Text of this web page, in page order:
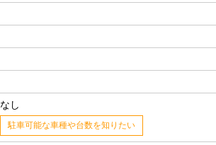
なし
駐車可能な車種や台数を知りたい